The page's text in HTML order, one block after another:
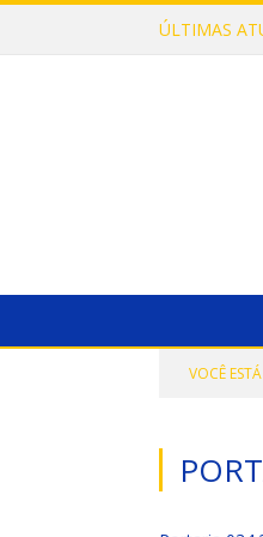
ÚLTIMAS
VOCÊ